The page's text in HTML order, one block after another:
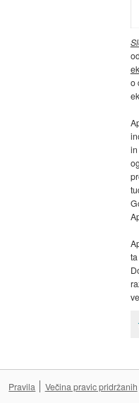
o
Pravila Večina pravic pridržanih